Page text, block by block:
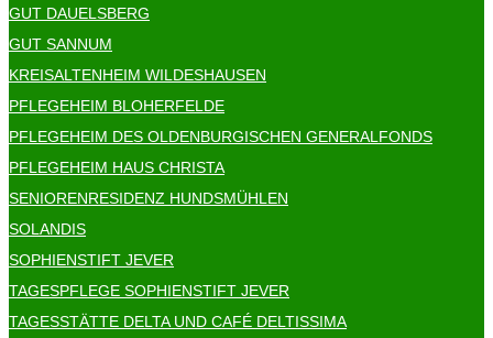
GUT DAUELSBERG
GUT SANNUM
KREISALTENHEIM WILDESHAUSEN
PFLEGEHEIM BLOHERFELDE
PFLEGEHEIM DES OLDENBURGISCHEN GENERALFONDS
PFLEGEHEIM HAUS CHRISTA
SENIORENRESIDENZ HUNDSMÜHLEN
SOLANDIS
SOPHIENSTIFT JEVER
TAGESPFLEGE SOPHIENSTIFT JEVER
TAGESSTÄTTE DELTA UND CAFÉ DELTISSIMA